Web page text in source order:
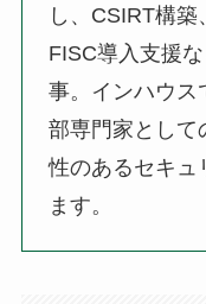
し、CSIRT構築
FISC導入支援
事。インハウス
部専門家として
性のあるセキュ
ます。